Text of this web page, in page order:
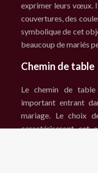
exprimer leurs vœux.
couvertures, des
symbolique de cet
beaucoup de mariés
Chemin de table
Le chemin de
important entrant
mariage. Le choix
caractériseront cet